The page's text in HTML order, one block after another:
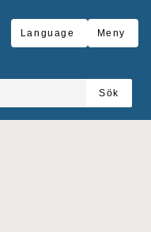
Language Meny
Sök